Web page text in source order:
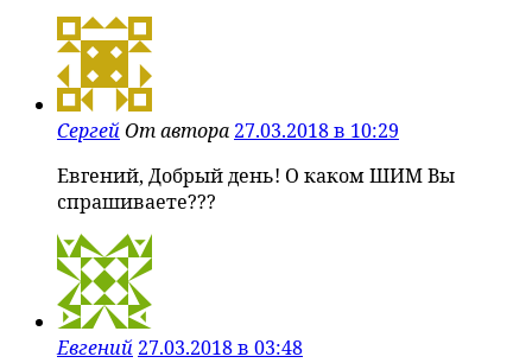
СергейОт автора 27.03.2018 в 10:29
Евгений, Добрый день! О каком ШИМ Вы
спрашиваете???
Евгений 27.03.2018 в 03:48